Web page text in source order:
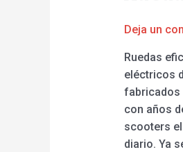
Deja un
Ruedas
eléctricos
fabricados
con años
scooters
diario. Ya